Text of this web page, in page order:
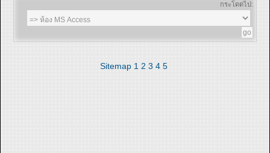
กระโดดไป:
Sitemap 1 2 3 4 5